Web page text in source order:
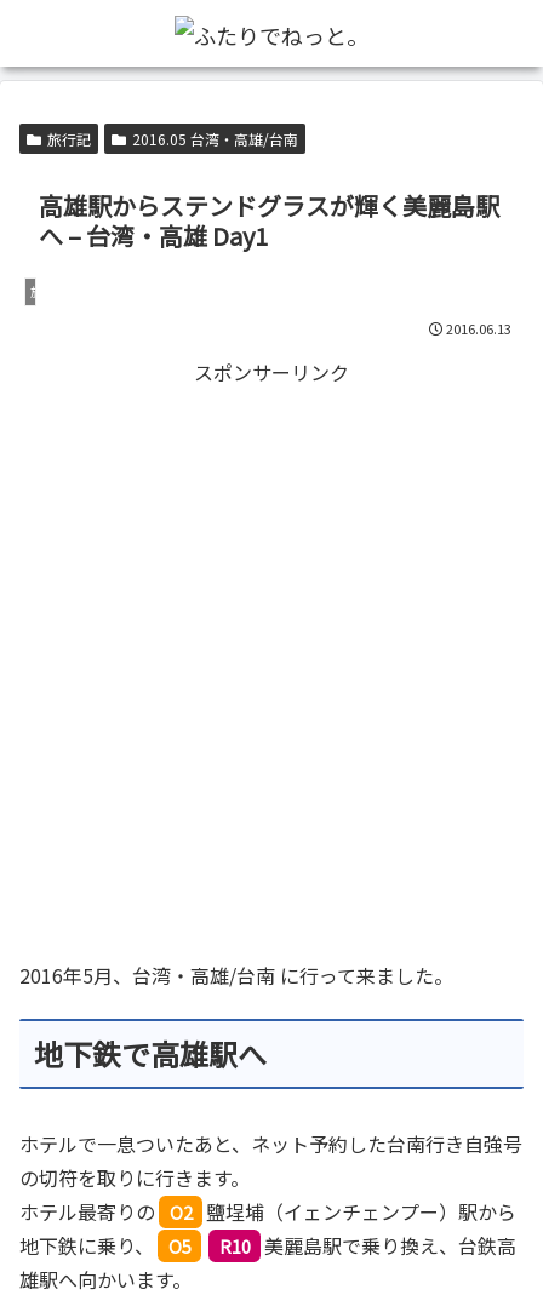
旅行記 2016.05 台湾・高雄/台南
高雄駅からステンドグラスが輝く美麗島駅
へ – 台湾・高雄 Day1
旅行記
2016.06.13
スポンサーリンク
2016年5月、台湾・高雄/台南 に行って来ました。
地下鉄で高雄駅へ
ホテルで一息ついたあと、ネット予約した台南行き自強号
の切符を取りに行きます。
ホテル最寄りの
O2 鹽埕埔（イェンチェンプー）駅から
地下鉄に乗り、
O5 R10 美麗島駅で乗り換え、台鉄高
雄駅へ向かいます。